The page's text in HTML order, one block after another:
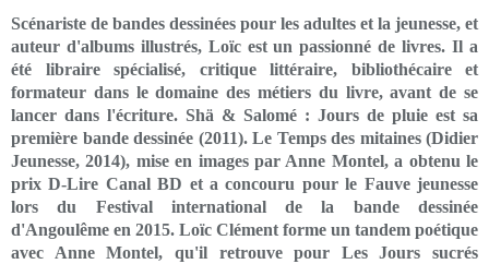
Scénariste de bandes dessinées pour les adultes et la jeunesse, et
auteur d'albums illustrés, Loïc est un passionné de livres. Il a
été libraire spécialisé, critique littéraire, bibliothécaire et
formateur dans le domaine des métiers du livre, avant de se
lancer dans l'écriture. Shä & Salomé : Jours de pluie est sa
première bande dessinée (2011). Le Temps des mitaines (Didier
Jeunesse, 2014), mise en images par Anne Montel, a obtenu le
prix D-Lire Canal BD et a concouru pour le Fauve jeunesse
lors du Festival international de la bande dessinée
d'Angoulême en 2015. Loïc Clément forme un tandem poétique
avec Anne Montel, qu'il retrouve pour Les Jours sucrés